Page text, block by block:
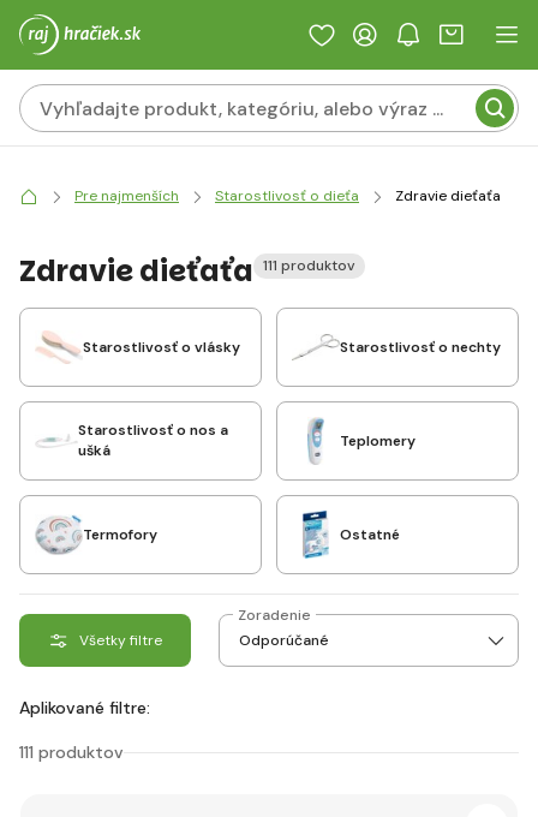
Pre najmenších Starostlivosť o dieťa Zdravie dieťaťa
Zdravie dieťaťa 111 produktov
Starostlivosť o vlásky Starostlivosť o nechty
Starostlivosť o nos a
ušká
Teplomery
Termofory Ostatné
Všetky filtre
Zoradenie
Aplikované filtre:
111 produktov